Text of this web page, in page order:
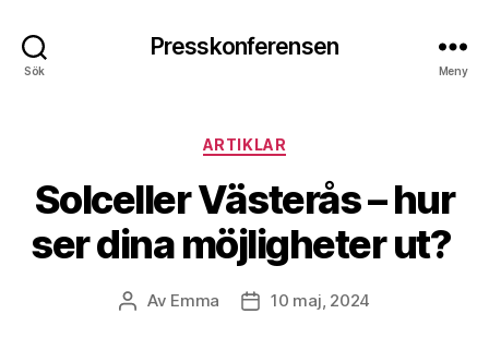
Sök
Presskonferensen
Meny
Kategorier
ARTIKLAR
Solceller Västerås – hur
ser dina möjligheter ut?
Inläggsförfattare
Av Emma Inläggsdatum
10 maj, 2024